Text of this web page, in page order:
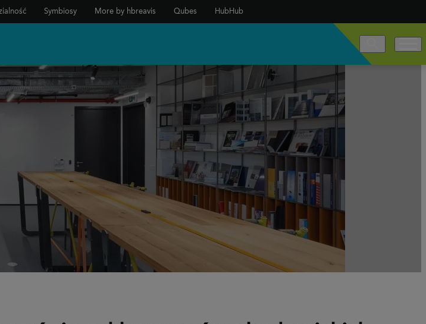
Symbiosy More by hbreavis Qubes HubHub